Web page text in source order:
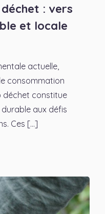
: vers
et locale
actuelle,
consommation
déchet constitue
aux défis
Ces [...]